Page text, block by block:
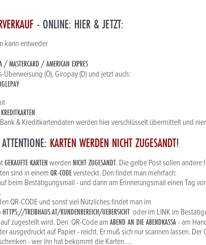
- ONLINE: HIER & JETZT:
kann entweder
/ MASTERCARD / AMERICAN EXPRES
Überweisung (Ö), Giropay (D) und jetzt auch:
KREDITKARTEN
& Kreditkartendaten werden hier verschlüsselt übermittelt und
KARTEN WERDEN NICHT ZUGESANDT!
GEKAUFTE KARTENwerdenNICHT ZUGESANDT. Die gelbe Post sollen andere
sind in einemQR-CODEversteckt. Den findet man mehrfach:
beim Bestätigungsmail - und dann am Erinnerungsmail einen Tag
QR-CODE und sonst viel Nützliches findet man im
HTTPS://TREIBHAUS.AT/KUNDENBEREICH/UEBERSICHT oder im LINK im
zugestellt wird. Den QR-Code amABEND AN DIE ABENDKASSA- am
ausgedruckt auf Papier - reicht. Er muß sich nur scannen lassen. Der
- wer ihn hat bekommt die Karten.....